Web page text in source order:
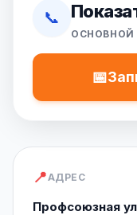
📞
ОСНОВНОЙ
📅
📍АДРЕС
Профсоюзная